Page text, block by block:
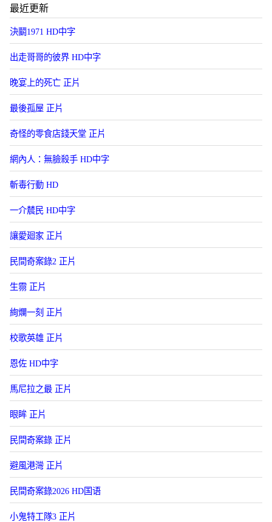
最近更新
決鬭1971 HD中字
出走哥哥的彼界 HD中字
晚宴上的死亡 正片
最後孤屋 正片
奇怪的零食店錢天堂 正片
網內人：無臉殺手 HD中字
斬毒行動 HD
一介辳民 HD中字
讓愛廻家 正片
民間奇案錄2 正片
生霛 正片
絢爛一刻 正片
校歌英雄 正片
恩佐 HD中字
馬尼拉之最 正片
眼眸 正片
民間奇案錄 正片
避風港灣 正片
民間奇案錄2026 HD国语
小鬼特工隊3 正片